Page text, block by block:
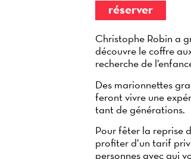
réserver
Christophe Robin a
découvre le coffre
recherche de
Des marionnettes
feront vivre une
tant de générations.
Pour fêter la reprise
profiter d’un tarif
personnes avec qui